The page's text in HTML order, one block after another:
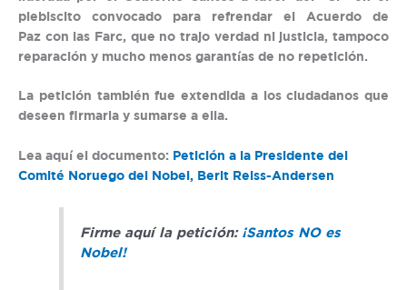
plebiscito convocado para refrendar el Acuerdo de
Paz con las Farc, que no trajo verdad ni justicia, tampoco
reparación y mucho menos garantías de no repetición.
La petición también fue extendida a los ciudadanos que
deseen firmarla y sumarse a ella.
Lea aquí el documento: Petición a la Presidente del
Comité Noruego del Nobel, Berit Reiss-Andersen
Firme aquí la petición: ¡Santos NO es
Nobel!